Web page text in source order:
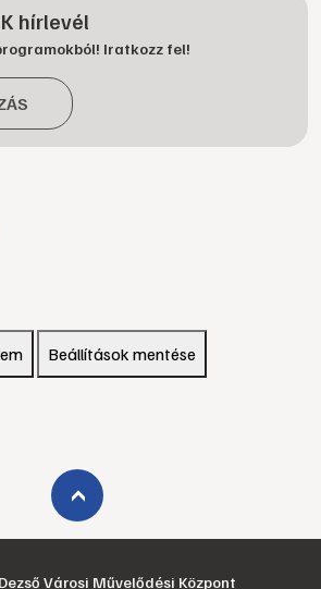
hírlevél
Iratkozz fel!
Beállítások mentése
›
Városi Művelődési Központ